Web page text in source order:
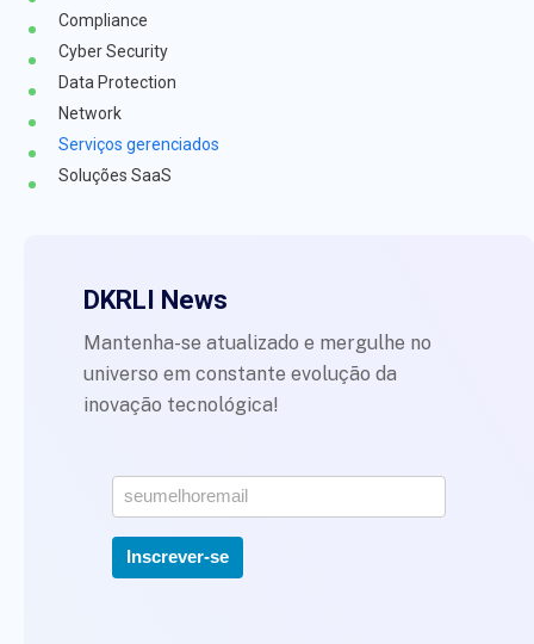
Compliance
Cyber Security
Data Protection
Network
Serviços gerenciados
Soluções SaaS
DKRLI News
Mantenha-se atualizado e mergulhe no
universo em constante evolução da
inovação tecnológica!
Inscrever-se